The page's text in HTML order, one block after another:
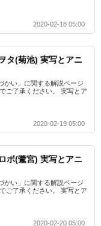
2020-02-18 05:00
タ(菊池) 実写とアニ
かい」に関する解説ページ
ご了承ください。 実写とア
2020-02-19 05:00
ボ(鷺宮) 実写とアニ
かい」に関する解説ページ
ご了承ください。 実写とア
2020-02-20 05:00